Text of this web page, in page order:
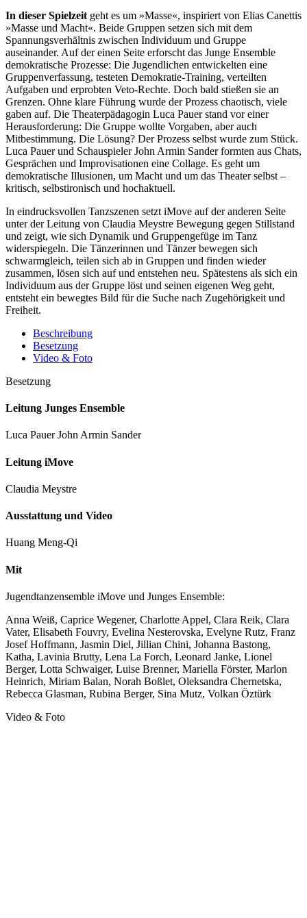
In dieser Spielzeit geht es um »Masse«, inspiriert von Elias Canettis
»Masse und Macht«. Beide Gruppen setzen sich mit dem
Spannungsverhältnis zwischen Individuum und Gruppe
auseinander. Auf der einen Seite erforscht das Junge Ensemble
demokratische Prozesse: Die Jugendlichen entwickelten eine
Gruppenverfassung, testeten Demokratie-Training, verteilten
Aufgaben und erprobten Veto-Rechte. Doch bald stießen sie an
Grenzen. Ohne klare Führung wurde der Prozess chaotisch, viele
gaben auf. Die Theaterpädagogin Luca Pauer stand vor einer
Herausforderung: Die Gruppe wollte Vorgaben, aber auch
Mitbestimmung. Die Lösung? Der Prozess selbst wurde zum Stück.
Luca Pauer und Schauspieler John Armin Sander formten aus Chats,
Gesprächen und Improvisationen eine Collage. Es geht um
demokratische Illusionen, um Macht und um das Theater selbst –
kritisch, selbstironisch und hochaktuell.
In eindrucksvollen Tanzszenen setzt iMove auf der anderen Seite
unter der Leitung von Claudia Meystre Bewegung gegen Stillstand
und zeigt, wie sich Dynamik und Gruppengefüge im Tanz
widerspiegeln. Die Tänzerinnen und Tänzer bewegen sich
schwarmgleich, teilen sich ab in Gruppen und finden wieder
zusammen, lösen sich auf und entstehen neu. Spätestens als sich ein
Individuum aus der Gruppe löst und seinen eigenen Weg geht,
entsteht ein bewegtes Bild für die Suche nach Zugehörigkeit und
Freiheit.
Beschreibung
Besetzung
Video & Foto
Besetzung
Leitung Junges Ensemble
Luca Pauer John Armin Sander
Leitung iMove
Claudia Meystre
Ausstattung und Video
Huang Meng-Qi
Mit
Jugendtanzensemble iMove und Junges Ensemble:
Anna Weiß, Caprice Wegener, Charlotte Appel, Clara Reik, Clara
Vater, Elisabeth Fouvry, Evelina Nesterovska, Evelyne Rutz, Franz
Josef Hoffmann, Jasmin Diel, Jillian Chini, Johanna Bastong,
Katha, Lavinia Brutty, Lena La Forch, Leonard Janke, Lionel
Berger, Lotta Schwaiger, Luise Brenner, Mariella Förster, Marlon
Heinrich, Miriam Balan, Norah Boßlet, Oleksandra Chernetska,
Rebecca Glasman, Rubina Berger, Sina Mutz, Volkan Öztürk
Video & Foto